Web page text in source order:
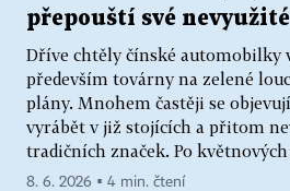
přepouští své
Dříve chtěly čínské automobilky
především továrny na zelené
plány. Mnohem častěji se
vyrábět v již stojících a přitom
tradičních značek. Po
8. 6. 2026 ▪ 4 min. čtení